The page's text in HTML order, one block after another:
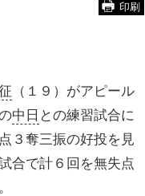
印刷
（１９）がアピール
中日 との練習試合に
３奪三振の好投を見
合で計６回を無失点